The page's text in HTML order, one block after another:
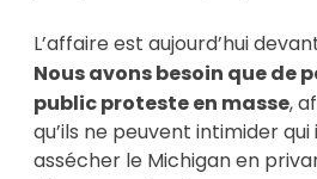
L’affaire est aujourd’hui
Nous avons besoin que de
public proteste en masse,
qu’ils ne peuvent intimider
assécher le Michigan en